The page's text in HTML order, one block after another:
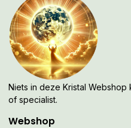
Niets in deze Kristal Webshop
of specialist.
Webshop